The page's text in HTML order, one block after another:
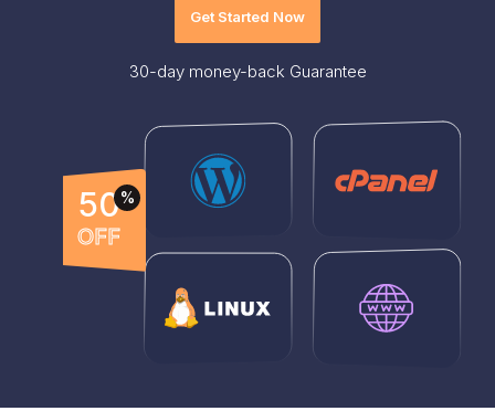
Get Started Now
30-daymoney-back Guarantee
50
OFF
%